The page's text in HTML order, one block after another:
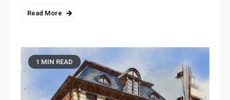
Read More
1 MIN READ